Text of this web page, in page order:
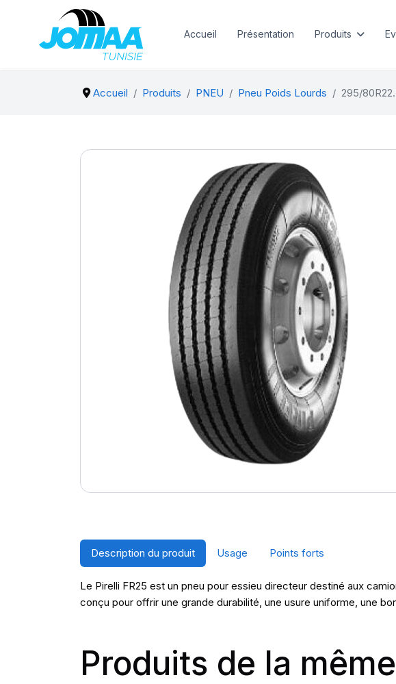
Accueil Présentation Produits
Accueil Produits PNEU Pneu Poids Lourds 295/
Description du produit Usage Points forts
Le Pirelli FR25 est un pneu pour essieu directeur destiné aux
conçu pour offrir une grande durabilité, une usure uniforme, une
Produits de la